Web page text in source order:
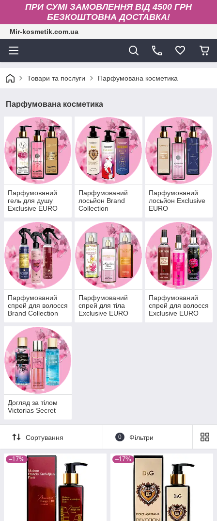
ПРИ СУМІ ЗАМОВЛЕННЯ ВІД 4500 ГРН
БЕЗКОШТОВНА ДОСТАВКА!
Mir-kosmetik.com.ua
Товари та послуги Парфумована косметика
Парфумована косметика
Парфумований
гель для душу
Exclusive EURO
Парфумований
лосьйон Brand
Collection
Парфумований
лосьйон Exclusive
EURO
Парфумований
спрей для волосся
Brand Collection
Парфумований
спрей для тіла
Exclusive EURO
Парфумований
спрей для волосся
Exclusive EURO
Догляд за тілом
Victorias Secret
Сортування 0 Фільтри
–17% –17%